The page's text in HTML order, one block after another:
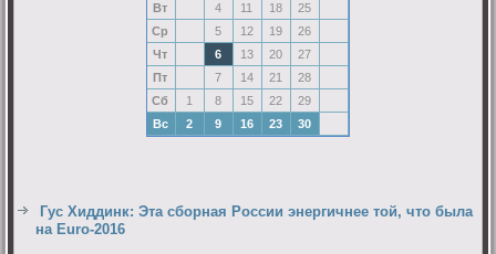
Вт
4 11 18
25
Ср
5 12 19
26
Чт
6 13 20
27
Пт
7 14 21
28
Сб
1 8 15 22
29
Вс
2 9 16 23 30
Гус Хиддинк: Эта сборная России энергичнее той, что была
на Euro-2016